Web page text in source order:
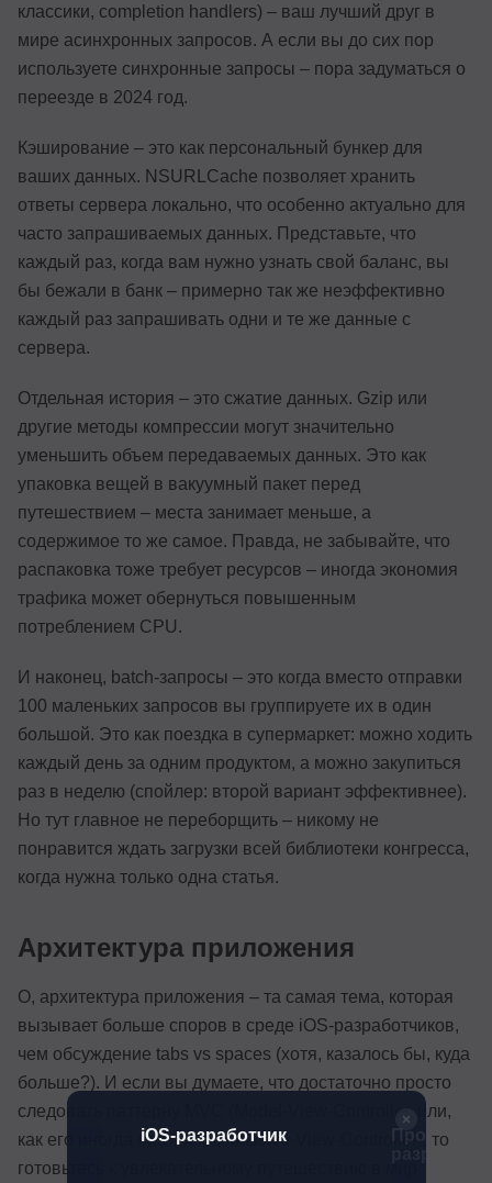
классики, completion handlers) – ваш лучший друг в
мире асинхронных запросов. А если вы до сих пор
используете синхронные запросы – пора задуматься о
переезде в 2024 год.
Кэширование – это как персональный бункер для
ваших данных. NSURLCache позволяет хранить
ответы сервера локально, что особенно актуально для
часто запрашиваемых данных. Представьте, что
каждый раз, когда вам нужно узнать свой баланс, вы
бы бежали в банк – примерно так же неэффективно
каждый раз запрашивать одни и те же данные с
сервера.
Отдельная история – это сжатие данных. Gzip или
другие методы компрессии могут значительно
уменьшить объем передаваемых данных. Это как
упаковка вещей в вакуумный пакет перед
путешествием – места занимает меньше, а
содержимое то же самое. Правда, не забывайте, что
распаковка тоже требует ресурсов – иногда экономия
трафика может обернуться повышенным
потреблением CPU.
И наконец, batch-запросы – это когда вместо отправки
100 маленьких запросов вы группируете их в один
большой. Это как поездка в супермаркет: можно ходить
каждый день за одним продуктом, а можно закупиться
раз в неделю (спойлер: второй вариант эффективнее).
Но тут главное не переборщить – никому не
понравится ждать загрузки всей библиотеки конгресса,
когда нужна только одна статья.
Архитектура приложения
О, архитектура приложения – та самая тема, которая
вызывает больше споров в среде iOS-разработчиков,
чем обсуждение tabs vs spaces (хотя, казалось бы, куда
больше?). И если вы думаете, что достаточно просто
следовать паттерну MVC (Model-View-Controller, или,
как его иногда называют, Massive-View-Controller), то
готовьтесь к увлекательному путешествию в мир
iOS-разработчик